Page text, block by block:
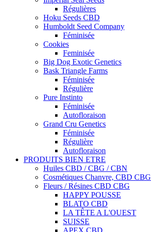
Régulières
Hoku Seeds CBD
Humboldt Seed Company
Féminisée
Cookies
Feminisée
Big Dog Exotic Genetics
Bask Triangle Farms
Féminisée
Régulière
Pure Instinto
Féminisée
Autofloraison
Grand Cru Genetics
Féminisée
Régulière
Autofloraison
PRODUITS BIEN ETRE
Huiles CBD / CBG / CBN
Cosmétiques Chanvre, CBD CBG
Fleurs / Résines CBD CBG
HAPPY POUSSE
BLATO CBD
LA TÊTE A L'OUEST
SUISSE